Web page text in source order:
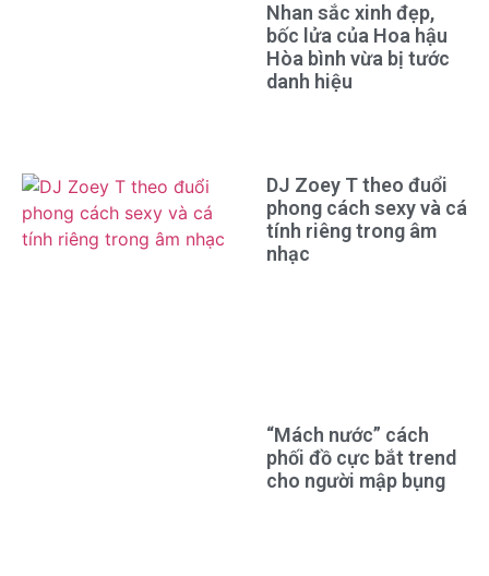
Nhan sắc xinh đẹp,
bốc lửa của Hoa hậu
Hòa bình vừa bị tước
danh hiệu
DJ Zoey T theo đuổi
phong cách sexy và cá
tính riêng trong âm
nhạc
“Mách nước” cách
phối đồ cực bắt trend
cho người mập bụng